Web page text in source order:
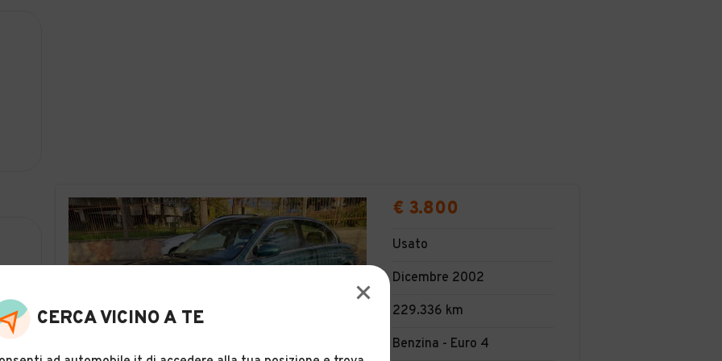
€ 3.800
Usato
Dicembre 2002
229.336 km
Benzina - Euro 4
CERCA VICINO A TE